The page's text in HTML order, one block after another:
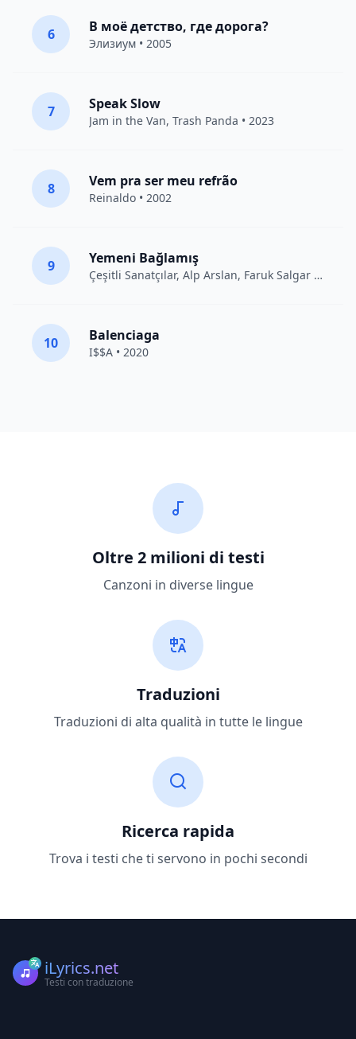
6 В моё детство, где дорога?
Элизиум • 2005
7 Speak Slow
Jam in the Van, Trash Panda • 2023
8 Vem pra ser meu refrão
Reinaldo • 2002
9 Yemeni Bağlamış
Çeşitli Sanatçılar, Alp Arslan, Faruk Salgar • 2012
10 Balenciaga
I$$A • 2020
Oltre 2 milioni di testi
Canzoni in diverse lingue
Traduzioni
Traduzioni di alta qualità in tutte le lingue
Ricerca rapida
Trova i testi che ti servono in pochi secondi
iLyrics.net
Testi con traduzione